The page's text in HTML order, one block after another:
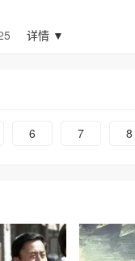
详情 ▼
6 7 8